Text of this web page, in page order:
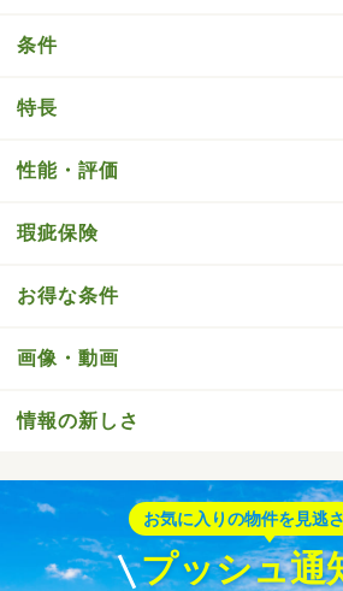
条件
特長
性能・評価
瑕疵保険
お得な条件
画像・動画
情報の新しさ
お気に入りの物件を見逃
プッシュ通